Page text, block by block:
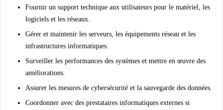
Fournir un support technique aux utilisateurs pour le matériel, les
logiciels et les réseaux.
Gérer et maintenir les serveurs, les équipements réseau et les
infrastructures informatiques.
Surveiller les performances des systèmes et mettre en œuvre des
améliorations.
Assurer les mesures de cybersécurité et la sauvegarde des données.
Coordonner avec des prestataires informatiques externes si